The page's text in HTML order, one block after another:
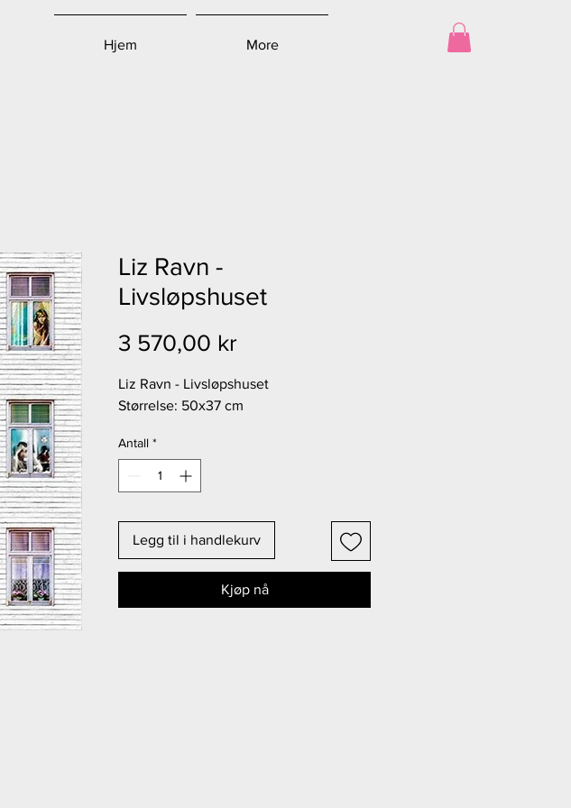
Hjem More
Liz Ravn -
Livsløpshuset
3 570,00 kr
Liz Ravn - Livsløpshuset
Størrelse: 50x37 cm
Antall *
Legg til i handlekurv
Kjøp nå